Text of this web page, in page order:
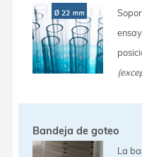
Bandeja de goteo
La